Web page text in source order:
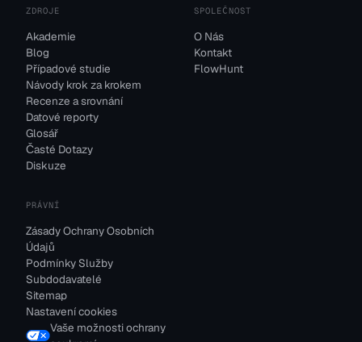
ZDROJE
Akademie
Blog
Případové studie
Návody krok za krokem
Recenze a srovnání
Datové reporty
Glosář
Časté Dotazy
Diskuze
SPOLEČNOST
O Nás
Kontakt
FlowHunt
PRÁVNÍ
Zásady Ochrany Osobních
Údajů
Podmínky Služby
Subdodavatelé
Sitemap
Nastavení cookies
Vaše možnosti ochrany